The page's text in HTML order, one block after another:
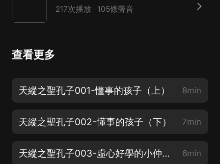
217次播放 105條聲音
查看更多
天縱之聖孔子001-懂事的孩子（上） 8min
天縱之聖孔子002-懂事的孩子（下） 7min
天縱之聖孔子003-虛心好學的小仲尼（上） 6min